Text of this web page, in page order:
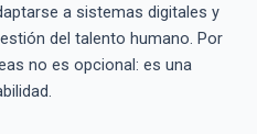
a sistemas digitales y
del talento humano. Por
no es opcional: es una